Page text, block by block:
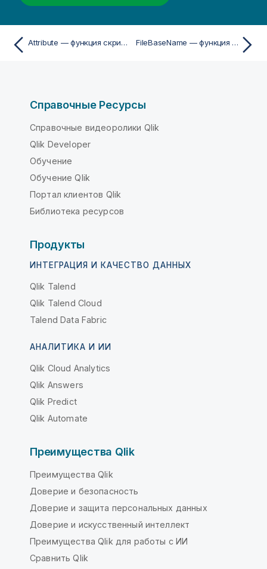
Attribute — функция скрипта FileBaseName — функция скрипта
Справочные Ресурсы
Справочные видеоролики Qlik
Qlik Developer
Обучение
Обучение Qlik
Портал клиентов Qlik
Библиотека ресурсов
Продукты
ИНТЕГРАЦИЯ И КАЧЕСТВО ДАННЫХ
Qlik Talend
Qlik Talend Cloud
Talend Data Fabric
АНАЛИТИКА И ИИ
Qlik Cloud Analytics
Qlik Answers
Qlik Predict
Qlik Automate
Преимущества Qlik
Преимущества Qlik
Доверие и безопасность
Доверие и защита персональных данных
Доверие и искусственный интеллект
Преимущества Qlik для работы с ИИ
Сравнить Qlik